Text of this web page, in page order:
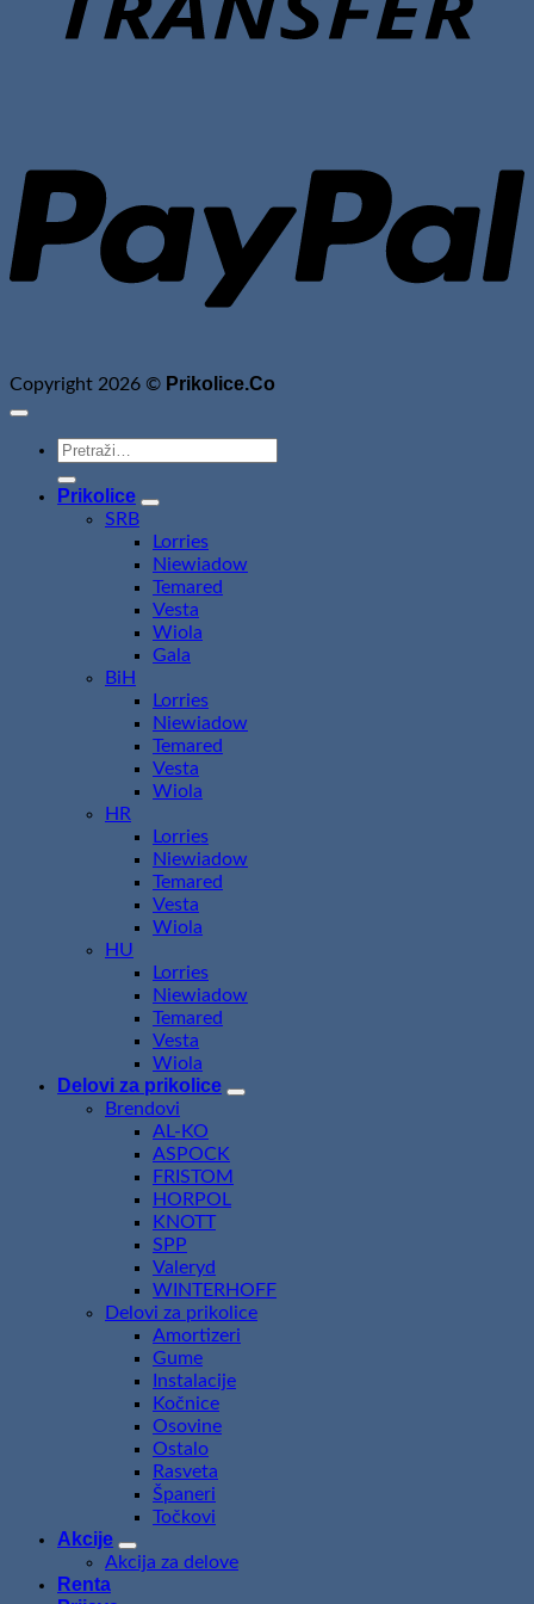
Copyright 2026 © Prikolice.Co
Pretraži:
Prikolice
SRB
Lorries
Niewiadow
Temared
Vesta
Wiola
Gala
BiH
Lorries
Niewiadow
Temared
Vesta
Wiola
HR
Lorries
Niewiadow
Temared
Vesta
Wiola
HU
Lorries
Niewiadow
Temared
Vesta
Wiola
Delovi za prikolice
Brendovi
AL-KO
ASPOCK
FRISTOM
HORPOL
KNOTT
SPP
Valeryd
WINTERHOFF
Delovi za prikolice
Amortizeri
Gume
Instalacije
Kočnice
Osovine
Ostalo
Rasveta
Španeri
Točkovi
Akcije
Akcija za delove
Renta